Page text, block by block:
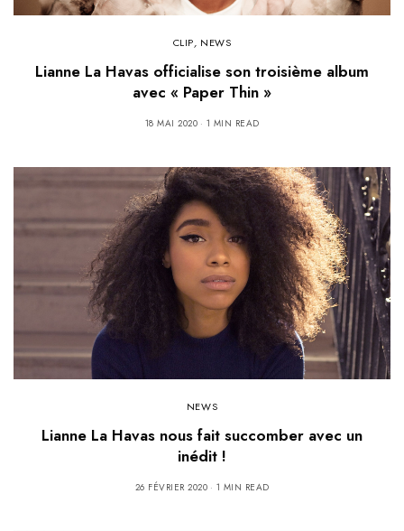
CLIP, NEWS
Lianne La Havas officialise son troisième album
avec « Paper Thin »
18 MAI 2020 1 MIN READ
NEWS
Lianne La Havas nous fait succomber avec un
inédit !
26 FÉVRIER 2020 1 MIN READ